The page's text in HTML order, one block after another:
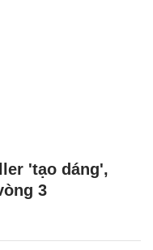
'tạo dáng',
3